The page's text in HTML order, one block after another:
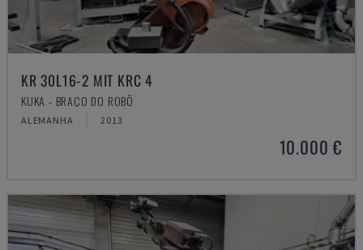
KR 30L16-2 MIT KRC 4
KUKA - BRAÇO DO ROBÔ
ALEMANHA 2013
10.000 €